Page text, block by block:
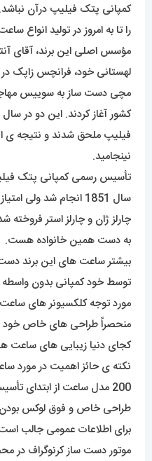
کمپانی پتک فیلیپ درآن
را تا به امروز در تولید انواع
مؤسس اصلی این برند، آقای
مچی دست ساز به سوییس
فیلیپ ملحق شدند و نتیجه ی
نینجامید.
تأسیس رسمی کمپانی پتک
چارلز ژان و چارلز استر فروخته
به دست همین خانواده هست.
بیشتر ساعت های این برند
توسط خود کمپانی بدون
مورد توجه کلکسیونر های
منحصراً طراحی های خاص خود
کجای دنیا زیبایی های ساعت
نکته ی حائز اهمیت در مورد
200 مدل ساعت از ابتدای
طراحی خاص و فوق لوکس
برای اطلاعات عمومی جالب است
موتور دست ساز کرنوگراف در